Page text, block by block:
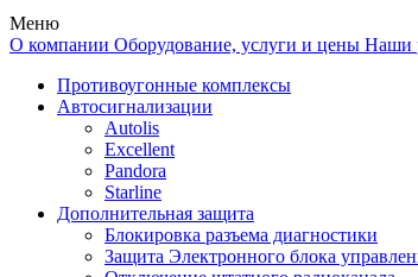
Меню
О компании Оборудование, услуги и цены Наши
Противоугонные комплексы
Автосигнализации
Autolis
Excellent
Pandora
Starline
Дополнительная защита
Блокировка разъема диагностики
Защита Электронного блока